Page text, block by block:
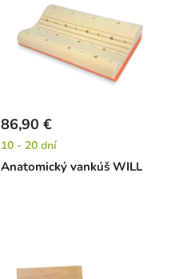
Anatomický vankúš WILL
86,90 €
10 - 20 dní